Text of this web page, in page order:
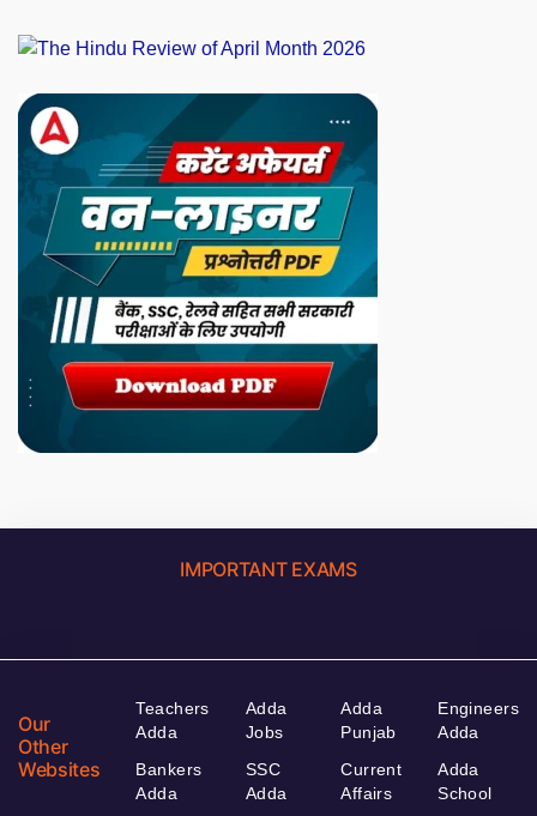
IMPORTANT EXAMS
Our
Other
Websites
Teachers
Adda
Bankers
Adda
Adda
Jobs
SSC
Adda
Adda
Punjab
Current
Affairs
Engineers
Adda
Adda
School